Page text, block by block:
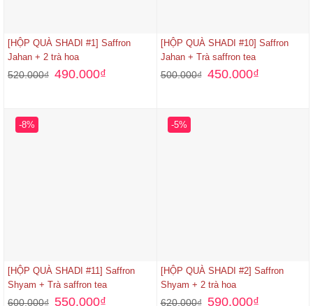
[HỘP QUÀ SHADI #1] Saffron
Jahan + 2 trà hoa
520.000₫ 490.000₫
[HỘP QUÀ SHADI #10] Saffron
Jahan + Trà saffron tea
500.000₫ 450.000₫
-8%
[HỘP QUÀ SHADI #11] Saffron
Shyam + Trà saffron tea
600.000₫ 550.000₫
-5%
[HỘP QUÀ SHADI #2] Saffron
Shyam + 2 trà hoa
620.000₫ 590.000₫